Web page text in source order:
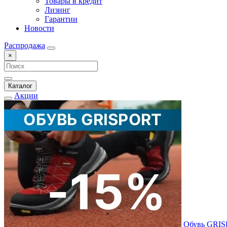
Лизинг
Гарантии
Новости
Распродажа
×
Каталог
Акции
Обувь